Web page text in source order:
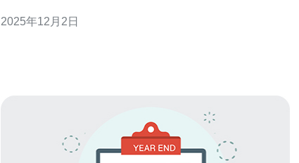
合适的云服务器，确保其性能、稳定性与安全性，是每位
2025年12月2日